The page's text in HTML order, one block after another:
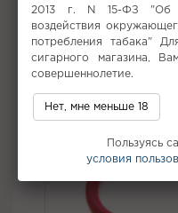
2013 г. N 15-ФЗ "Об
воздействия
потребления табака"
сигарного магазина,
совершеннолетие.
Нет, мне меньше 18
Пользуясь
условия